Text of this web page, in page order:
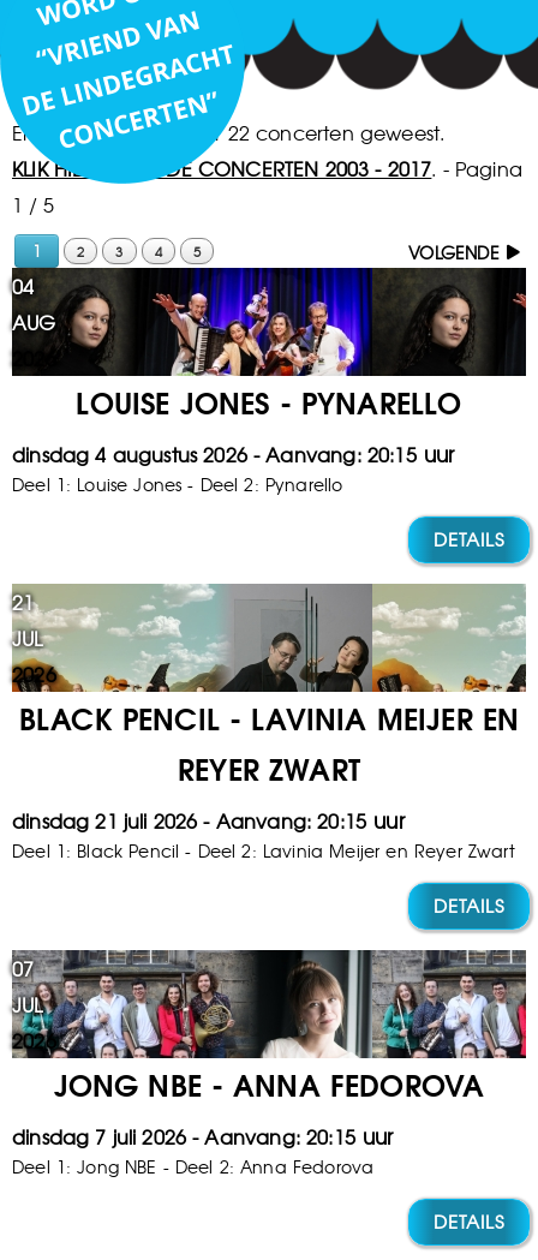
Er zijn na 2017 al weer 22 concerten geweest.
KLIK HIER VOOR DE CONCERTEN 2003 - 2017. - Pagina
1 / 5
1 2 3 4 5 VOLGENDE
04
AUG
2026
LOUISE JONES - PYNARELLO
dinsdag 4 augustus 2026 20:15
Deel 1: Louise Jones - Deel 2: Pynarello
DETAILS
21
JUL
2026
BLACK PENCIL - LAVINIA MEIJER EN
REYER ZWART
dinsdag 21 juli 2026 20:15
Deel 1: Black Pencil - Deel 2: Lavinia Meijer en Reyer Zwart
DETAILS
07
JUL
2026
JONG NBE - ANNA FEDOROVA
dinsdag 7 juli 2026 20:15
Deel 1: Jong NBE - Deel 2: Anna Fedorova
DETAILS